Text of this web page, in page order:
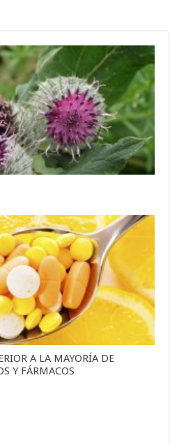
A LA MAYORÍA DE
Y FÁRMACOS